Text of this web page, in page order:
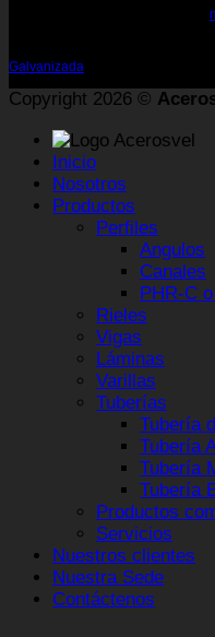
Galvanizada
Copyright 2026 ©
Inicio
Nosotros
Productos
Perfiles
Angulos
Canales
PHR-C
Rieles
Vigas
Láminas
Varillas
Tuberías
Tubería
Tubería
Tubería
Tubería
Productos
Servicios
Nuestros clientes
Nuestra Sede
Contáctenos